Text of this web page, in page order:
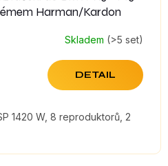
Harman/Kardon
Skladem (>5 set)
DETAIL
1420 W, 8 reproduktorů, 2